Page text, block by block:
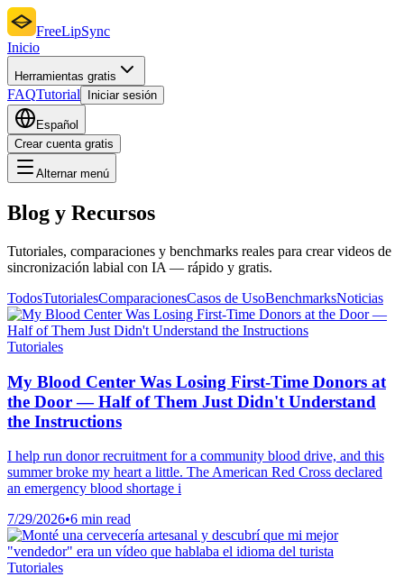
FreeLipSync
Inicio
Herramientas gratis
FAQTutorial Iniciar sesión
Español
Crear cuenta gratis
Alternar menú
Blog y Recursos
Tutoriales, comparaciones y benchmarks reales para crear videos de
sincronización labial con IA — rápido y gratis.
TodosTutorialesComparacionesCasos de UsoBenchmarksNoticias
Tutoriales
My Blood Center Was Losing First-Time Donors at
the Door — Half of Them Just Didn't Understand
the Instructions
I help run donor recruitment for a community blood drive, and this
summer broke my heart a little. The American Red Cross declared
an emergency blood shortage i
7/29/2026•6 min read
Tutoriales